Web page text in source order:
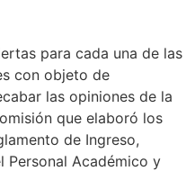
para cada una de las
con objeto de
las opiniones de la
que elaboró los
de Ingreso,
Personal Académico y